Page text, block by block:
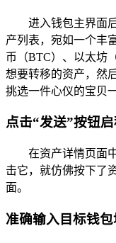
进入钱包主界面
产列表，宛如一个丰
币（BTC）、以太坊
想要转移的资产，然
挑选一件心仪的宝贝
点击“发送”按钮
在资产详情页面
击它，就仿佛按下了
面。
准确输入目标钱